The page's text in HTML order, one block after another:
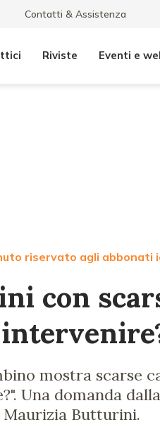
Contatti & Assistenza
Riviste Eventi e
riservato agli abbonati
con
mostra scarse
Una domanda
Butturini.